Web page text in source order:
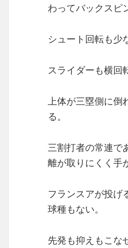
わってバックスピ
シュート回転も少
スライダーも横回
上体が三塁側に倒
る。
三割打者の常連で
離が取りにくく手
フランスアが投げ
球種もない。
先発も抑えもこな